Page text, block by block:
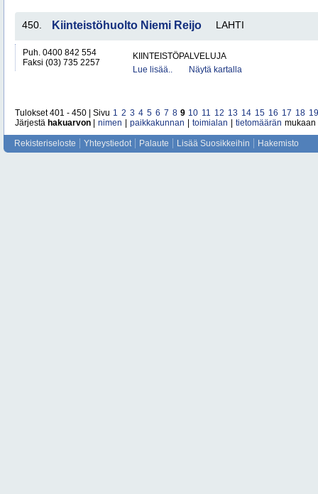
450. Kiinteistöhuolto Niemi Reijo LAHTI
Puh. 0400 842 554
Faksi (03) 735 2257
KIINTEISTÖPALVELUJA
Lue lisää..
Näytä kartalla
Tulokset 401 - 450 | Sivu 1 2 3 4 5 6 7 8 9 10 11 12 13 14 15 16 17 18 19
Järjestä hakuarvon nimen paikkakunnan toimialan tietomäärän mukaan
Rekisteriseloste Yhteystiedot Palaute Lisää Suosikkeihin Hakemisto